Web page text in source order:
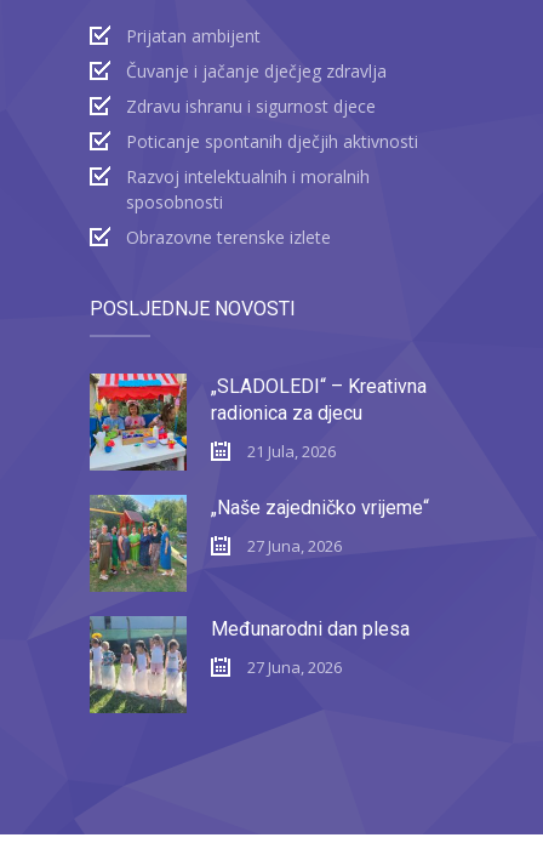
Prijatan ambijent
Čuvanje i jačanje dječjeg zdravlja
Zdravu ishranu i sigurnost djece
Poticanje spontanih dječjih aktivnosti
Razvoj intelektualnih i moralnih
sposobnosti
Obrazovne terenske izlete
POSLJEDNJE NOVOSTI
„SLADOLEDI“ – Kreativna
radionica za djecu
21 Jula, 2026
„Naše zajedničko vrijeme“
27 Juna, 2026
Međunarodni dan plesa
27 Juna, 2026